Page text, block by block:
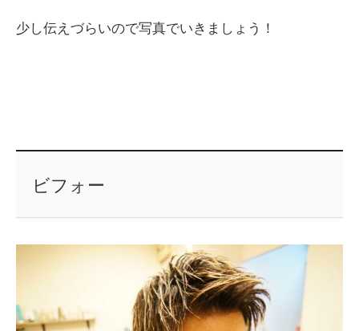
少し伝えづらいので写真でいきましょう！
ビフォー